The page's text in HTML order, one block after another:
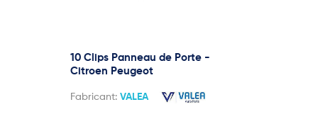
10 Clips Panneau de Porte -
Citroen Peugeot
Fabricant: VALEA